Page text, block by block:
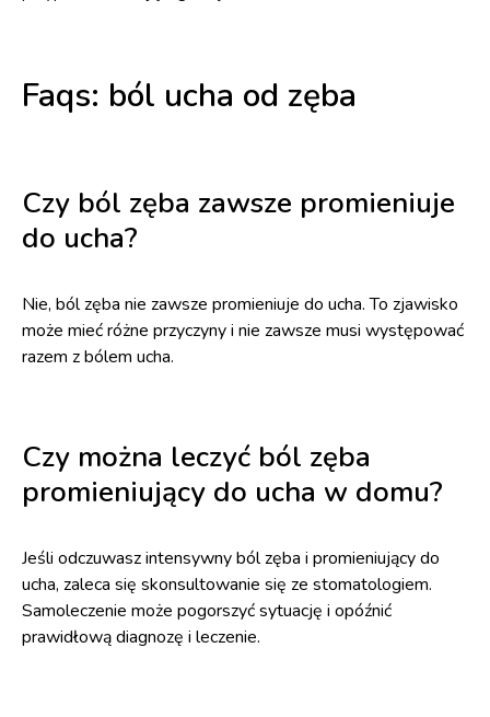
Faqs: ból ucha od zęba
Czy ból zęba zawsze promieniuje
do ucha?
Nie, ból zęba nie zawsze promieniuje do ucha. To zjawisko
może mieć różne przyczyny i nie zawsze musi występować
razem z bólem ucha.
Czy można leczyć ból zęba
promieniujący do ucha w domu?
Jeśli odczuwasz intensywny ból zęba i promieniujący do
ucha, zaleca się skonsultowanie się ze stomatologiem.
Samoleczenie może pogorszyć sytuację i opóźnić
prawidłową diagnozę i leczenie.